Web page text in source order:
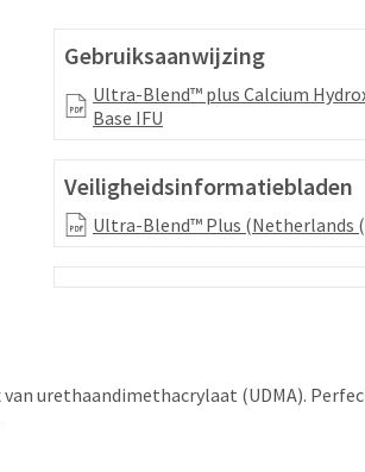
Gebruiksaanwijzing
Ultra-Blend™ plus Calcium
Base IFU
Veiligheidsinformatiebladen
Ultra-Blend™ Plus (Netherlands
urethaandimethacrylaat (UDMA).